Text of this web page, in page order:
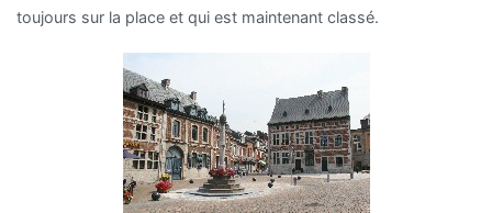
toujours sur la place et qui est maintenant classé.